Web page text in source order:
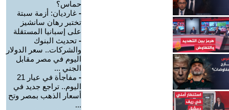
حماس؟
- غارديان: أزمة سبتة
تختبر رهان سانشيز
على إسبانيا المستقلة
- تحديث البنوك
والشركات.. سعر الدولار
اليوم في مصر مقابل
الجني ...
-
مفاجأة في عيار 21
اليوم.. تراجع جديد في
أسعار الذهب بمصر وتح
...